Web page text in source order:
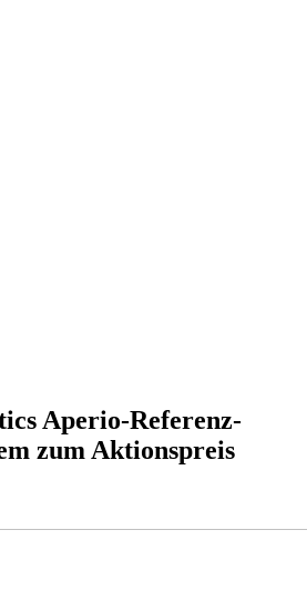
29.06.2021
Aperio-Referenz-
zum Aktionspreis